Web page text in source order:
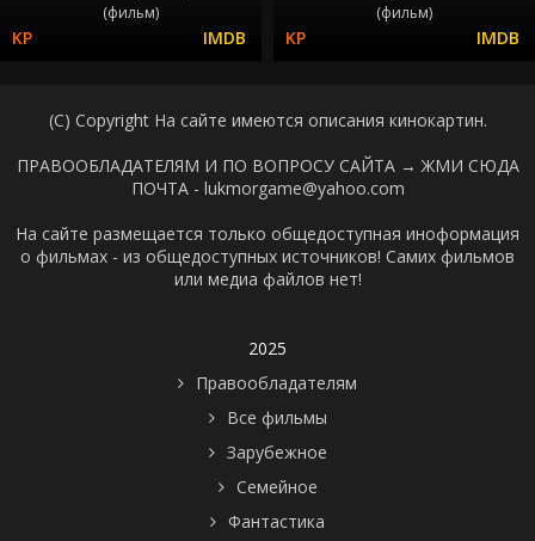
(фильм) (фильм)
(C) Copyright На сайте имеются описания кинокартин.
ПРАВООБЛАДАТЕЛЯМ И ПО ВОПРОСУ САЙТА → ЖМИ СЮДА
ПОЧТА - lukmorgame@yahoo.com
На сайте размещается только общедоступная иноформация
о фильмах - из общедоступных источников! Самих фильмов
или медиа файлов нет!
2025
Правообладателям
Все фильмы
Зарубежное
Семейное
Фантастика